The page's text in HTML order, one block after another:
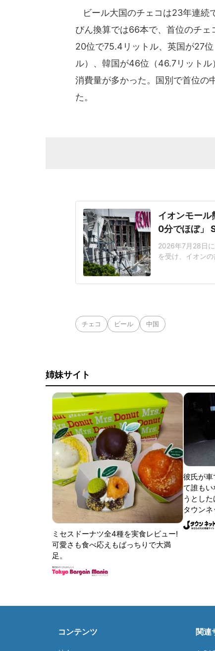
ビール大国のチェコは23年連続
びん換算では66本で、首位のチ
20位で75.4リットル、英国が27
ル）、韓国が46位（46.7リット
消費量が多かった。国別で首位の
た。
イオンモー
0分でほぼ」
2026年7月28日
を受け、イオン
前に約3000人い
たXユーザーか
チェコ ビール 中国
姉妹サイト
ミセスドーナツ全4種を実食レビュー!
可愛さも食べ応えもばっちりで大満
足。
彼氏が車
て誰も
うとし
タウンネ
コンテンツ 関連